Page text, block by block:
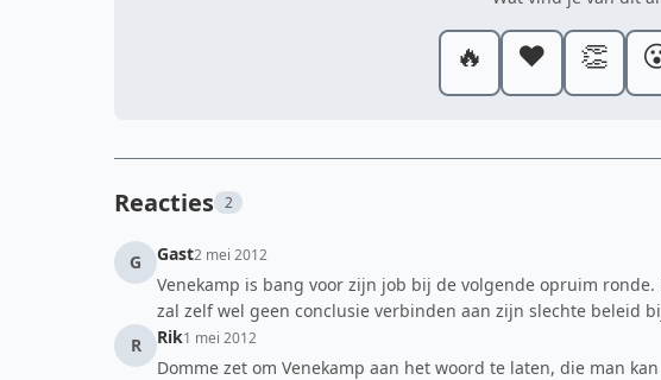
🔥 ❤️ 👏
Reacties 2
G Gast2 mei 2012
Venekamp is bang voor zijn job bij de volgende opruim
zal zelf wel geen conclusie verbinden aan zijn slechte beleid
R
Rik1 mei 2012
Domme zet om Venekamp aan het woord te laten, die man